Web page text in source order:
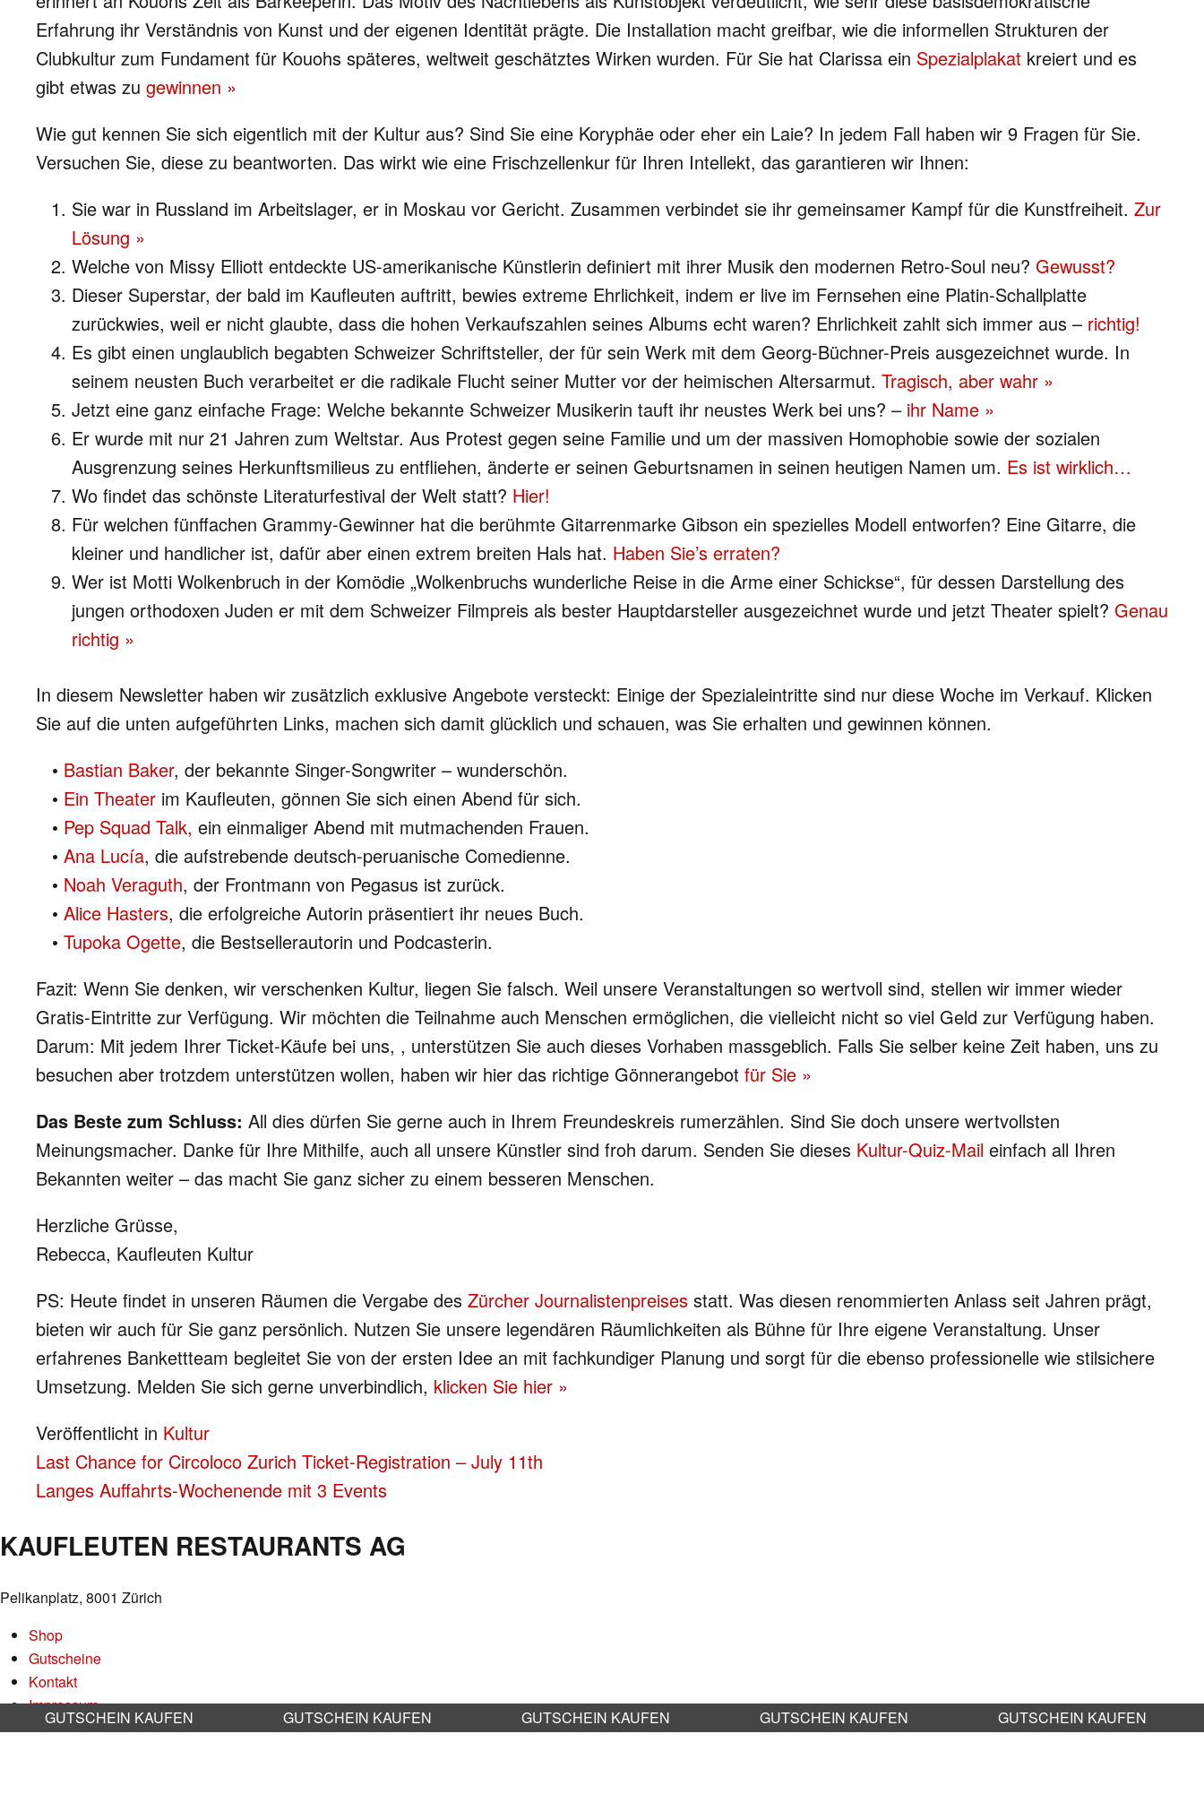
Erfahrung ihr Verständnis von Kunst und der eigenen Identität prägte. Die Installation macht greifbar, wie die informellen Strukturen der
Clubkultur zum Fundament für Kouohs späteres, weltweit geschätztes Wirken wurden. Für Sie hat Clarissa ein Spezialplakat kreiert und es
gibt etwas zu gewinnen »
Wie gut kennen Sie sich eigentlich mit der Kultur aus? Sind Sie eine Koryphäe oder eher ein Laie? In jedem Fall haben wir 9 Fragen für Sie.
Versuchen Sie, diese zu beantworten. Das wirkt wie eine Frischzellenkur für Ihren Intellekt, das garantieren wir Ihnen:
Sie war in Russland im Arbeitslager, er in Moskau vor Gericht. Zusammen verbindet sie ihr gemeinsamer Kampf für die Kunstfreiheit. Zur
Lösung »
Welche von Missy Elliott entdeckte US-amerikanische Künstlerin definiert mit ihrer Musik den modernen Retro-Soul neu? Gewusst?
Dieser Superstar, der bald im Kaufleuten auftritt, bewies extreme Ehrlichkeit, indem er live im Fernsehen eine Platin-Schallplatte
zurückwies, weil er nicht glaubte, dass die hohen Verkaufszahlen seines Albums echt waren? Ehrlichkeit zahlt sich immer aus – richtig!
Es gibt einen unglaublich begabten Schweizer Schriftsteller, der für sein Werk mit dem Georg-Büchner-Preis ausgezeichnet wurde. In
seinem neusten Buch verarbeitet er die radikale Flucht seiner Mutter vor der heimischen Altersarmut. Tragisch, aber wahr »
Jetzt eine ganz einfache Frage: Welche bekannte Schweizer Musikerin tauft ihr neustes Werk bei uns? – ihr Name »
Er wurde mit nur 21 Jahren zum Weltstar. Aus Protest gegen seine Familie und um der massiven Homophobie sowie der sozialen
Ausgrenzung seines Herkunftsmilieus zu entfliehen, änderte er seinen Geburtsnamen in seinen heutigen Namen um. Es ist wirklich…
Wo findet das schönste Literaturfestival der Welt statt? Hier!
Für welchen fünffachen Grammy-Gewinner hat die berühmte Gitarrenmarke Gibson ein spezielles Modell entworfen? Eine Gitarre, die
kleiner und handlicher ist, dafür aber einen extrem breiten Hals hat. Haben Sie’s erraten?
Wer ist Motti Wolkenbruch in der Komödie „Wolkenbruchs wunderliche Reise in die Arme einer Schickse“, für dessen Darstellung des
jungen orthodoxen Juden er mit dem Schweizer Filmpreis als bester Hauptdarsteller ausgezeichnet wurde und jetzt Theater spielt? Genau
richtig »
In diesem Newsletter haben wir zusätzlich exklusive Angebote versteckt: Einige der Spezialeintritte sind nur diese Woche im Verkauf. Klicken
Sie auf die unten aufgeführten Links, machen sich damit glücklich und schauen, was Sie erhalten und gewinnen können.
• Bastian Baker, der bekannte Singer-Songwriter – wunderschön.
• Ein Theater im Kaufleuten, gönnen Sie sich einen Abend für sich.
• Pep Squad Talk, ein einmaliger Abend mit mutmachenden Frauen.
• Ana Lucía, die aufstrebende deutsch-peruanische Comedienne.
• Noah Veraguth, der Frontmann von Pegasus ist zurück.
• Alice Hasters, die erfolgreiche Autorin präsentiert ihr neues Buch.
• Tupoka Ogette, die Bestsellerautorin und Podcasterin.
Fazit: Wenn Sie denken, wir verschenken Kultur, liegen Sie falsch. Weil unsere Veranstaltungen so wertvoll sind, stellen wir immer wieder
Gratis-Eintritte zur Verfügung. Wir möchten die Teilnahme auch Menschen ermöglichen, die vielleicht nicht so viel Geld zur Verfügung haben.
Darum: Mit jedem Ihrer Ticket-Käufe bei uns, , unterstützen Sie auch dieses Vorhaben massgeblich. Falls Sie selber keine Zeit haben, uns zu
besuchen aber trotzdem unterstützen wollen, haben wir hier das richtige Gönnerangebot für Sie »
Das Beste zum Schluss: All dies dürfen Sie gerne auch in Ihrem Freundeskreis rumerzählen. Sind Sie doch unsere wertvollsten
Meinungsmacher. Danke für Ihre Mithilfe, auch all unsere Künstler sind froh darum. Senden Sie dieses Kultur-Quiz-Mail einfach all Ihren
Bekannten weiter – das macht Sie ganz sicher zu einem besseren Menschen.
Herzliche Grüsse,
Rebecca, Kaufleuten Kultur
PS: Heute findet in unseren Räumen die Vergabe des Zürcher Journalistenpreises statt. Was diesen renommierten Anlass seit Jahren prägt,
bieten wir auch für Sie ganz persönlich. Nutzen Sie unsere legendären Räumlichkeiten als Bühne für Ihre eigene Veranstaltung. Unser
erfahrenes Bankettteam begleitet Sie von der ersten Idee an mit fachkundiger Planung und sorgt für die ebenso professionelle wie stilsichere
Umsetzung. Melden Sie sich gerne unverbindlich, klicken Sie hier »
Veröffentlicht in Kultur
BEITRAGS-
NAVIGATION
Last Chance for Circoloco Zurich Ticket-Registration – July 11th
Langes Auffahrts-Wochenende mit 3 Events
KAUFLEUTEN RESTAURANTS AG
Pelikanplatz, 8001 Zürich
Shop
Gutscheine
Kontakt
Impressum
Datenschutz
GUTSCHEIN KAUFEN GUTSCHEIN KAUFEN GUTSCHEIN KAUFEN GUTSCHEIN KAUFEN GUTSCHEIN KAUFEN